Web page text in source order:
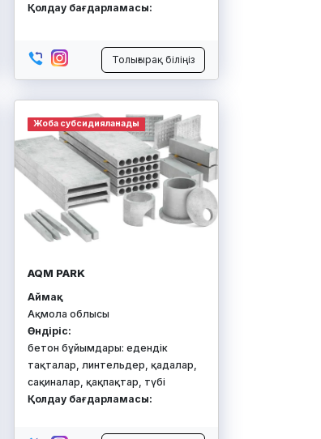
Қолдау бағдарламасы:
Толығырақ біліңіз
Жоба субсидияланады
AQM PARK
Аймақ:
Ақмола облысы
Өндіріс:
бетон бұйымдары: едендік
тақталар, линтельдер, қадалар,
сақиналар, қақпақтар, түбі
Қолдау бағдарламасы: